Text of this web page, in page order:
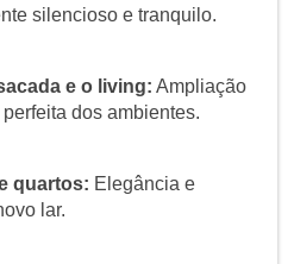
silencioso e tranquilo.
e o living: Ampliação
dos ambientes.
quartos: Elegância e
lar.